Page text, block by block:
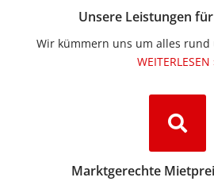
Unsere Leistungen
Wir kümmern uns um alles rund
WEITERLESEN
Marktgerechte